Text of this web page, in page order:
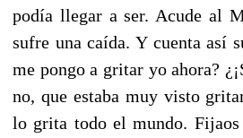
podía llegar a ser. Acude al
sufre una caída. Y cuenta así
me pongo a gritar yo ahora?
no, que estaba muy visto
lo grita todo el mundo.